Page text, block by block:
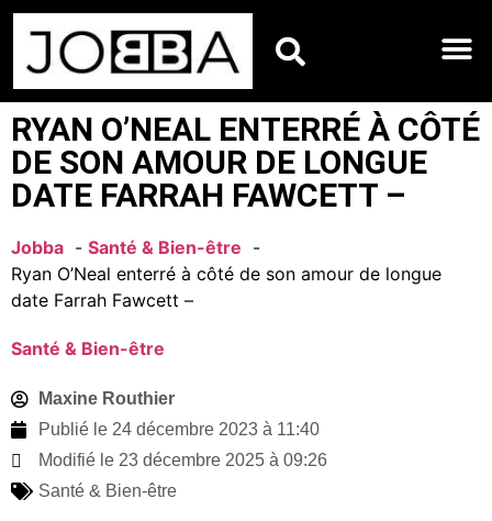
RYAN O’NEAL ENTERRÉ À CÔTÉ
DE SON AMOUR DE LONGUE
DATE FARRAH FAWCETT –
Jobba
Santé & Bien-être
Ryan O’Neal enterré à côté de son amour de longue
date Farrah Fawcett –
Santé & Bien-être
Maxine Routhier
Publié le 24 décembre 2023 à 11:40
Modifié le 23 décembre 2025 à 09:26
Santé & Bien-être